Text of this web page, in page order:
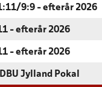
9:9 - efterår 2026
- efterår 2026
- efterår 2026
Jylland Pokal